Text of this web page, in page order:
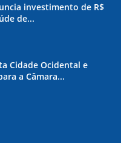
investimento de R$
de...
Cidade Ocidental e
a Câmara...